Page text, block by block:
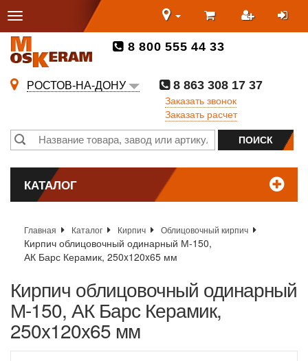
8 800 555 44 33
РОСТОВ-НА-ДОНУ
8 863 308 17 37
Заказать звонок
Заказать расчет
КАТАЛОГ
Главная Каталог Кирпич Облицовочный кирпич
Кирпич облицовочный одинарный М-150,
АК Барс Керамик, 250x120x65 мм
Кирпич облицовочный одинарный
М-150, АК Барс Керамик,
250x120x65 мм